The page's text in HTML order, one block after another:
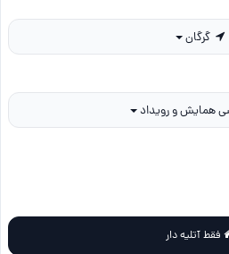
گرگان